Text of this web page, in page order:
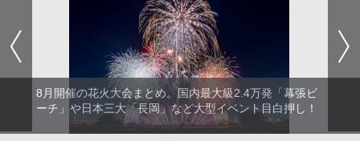
8月開催の花火大会まとめ。国内最大級2.4万発「幕張ビ
ーチ」や日本三大「長岡」など大型イベント目白押し！